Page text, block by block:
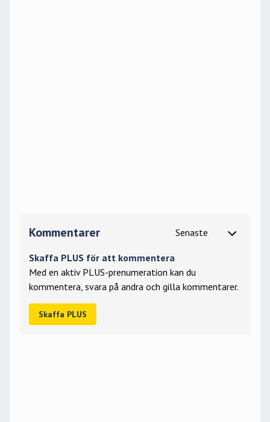
Kommentarer
Skaffa PLUS för att kommentera
Med en aktiv PLUS-prenumeration kan du
kommentera, svara på andra och gilla kommentarer.
Skaffa PLUS